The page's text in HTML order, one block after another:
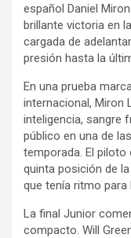
español Daniel
brillante victoria en
cargada de
presión hasta la
En una prueba
internacional, Miron
inteligencia, sangre
público en una de
temporada. El
quinta posición de
que tenía ritmo para
La final Junior
compacto. Will